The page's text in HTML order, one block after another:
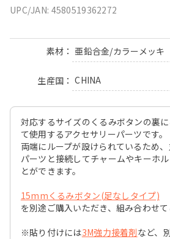
UPC/JAN: 4580519362272
素材 亜鉛合金/カラーメッキ
生産国 CHINA
対応するサイズのくるみボタンの裏
て使用するアクセサリーパーツです。
両端にループが設けられているため
パーツと接続してチャームやキーホ
とができます。
15mmくるみボタン(足なしタイプ)
を別途ご購入いただき、組み合わせて
※貼り付けには3M強力接着剤など、